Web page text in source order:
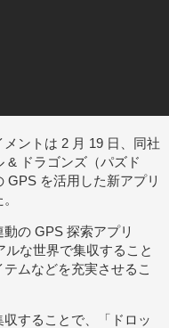
ントは 2 月 19 日、同社
& ドラゴンズ（パズド
GPS を活用した新アプリ
の GPS 探索アプリ
ルな世界で集収すること
ムなどを充実させるこ
収することで、「ドロッ